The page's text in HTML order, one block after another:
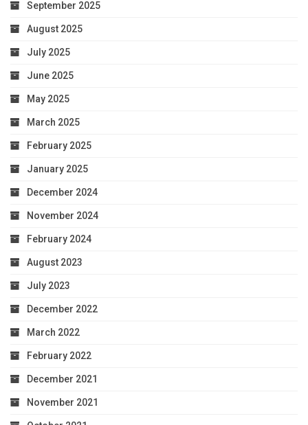
September 2025
August 2025
July 2025
June 2025
May 2025
March 2025
February 2025
January 2025
December 2024
November 2024
February 2024
August 2023
July 2023
December 2022
March 2022
February 2022
December 2021
November 2021